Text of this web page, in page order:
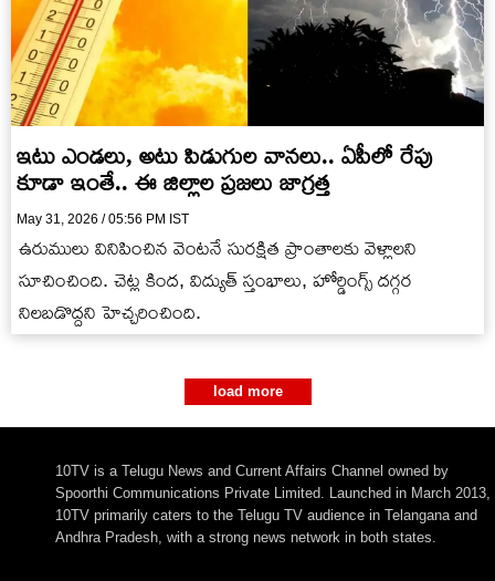
ఇటు ఎండలు, అటు పిడుగుల వానలు.. ఏపీలో రేపు
కూడా ఇంతే.. ఈ జిల్లాల ప్రజలు జాగ్రత్త
May 31, 2026 / 05:56 PM IST
ఉరుములు వినిపించిన వెంటనే సురక్షిత ప్రాంతాలకు వెళ్లాలని
సూచించింది. చెట్ల కింద, విద్యుత్ స్తంభాలు, హోర్డింగ్స్ దగ్గర
నిలబడొద్దని హెచ్చరించింది.
load more
10TV is a Telugu News and Current Affairs Channel owned by
Spoorthi Communications Private Limited. Launched in March 2013,
10TV primarily caters to the Telugu TV audience in Telangana and
Andhra Pradesh, with a strong news network in both states.